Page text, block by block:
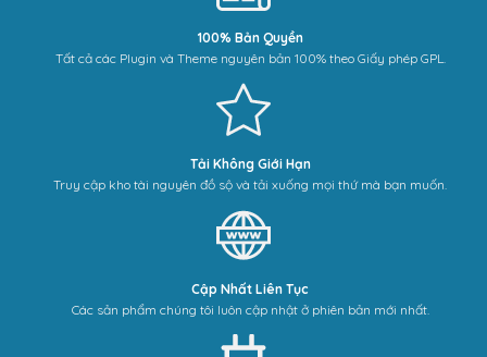
100% Bản Quyền
Tất cả các Plugin và Theme nguyên bản 100% theo Giấy phép GPL.
Tải Không Giới Hạn
Truy cập kho tài nguyên đồ sộ và tải xuống mọi thứ mà bạn muốn.
Cập Nhất Liên Tục
Các sản phẩm chúng tôi luôn cập nhật ở phiên bản mới nhất.